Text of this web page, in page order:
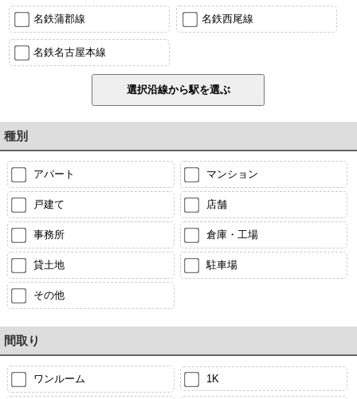
名鉄蒲郡線 名鉄西尾線
名鉄名古屋本線
種別
アパート マンション
戸建て 店舗
事務所 倉庫・工場
貸土地 駐車場
その他
間取り
ワンルーム 1K